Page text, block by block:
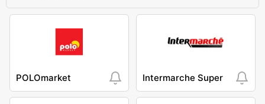
POLOmarket Intermarche Super